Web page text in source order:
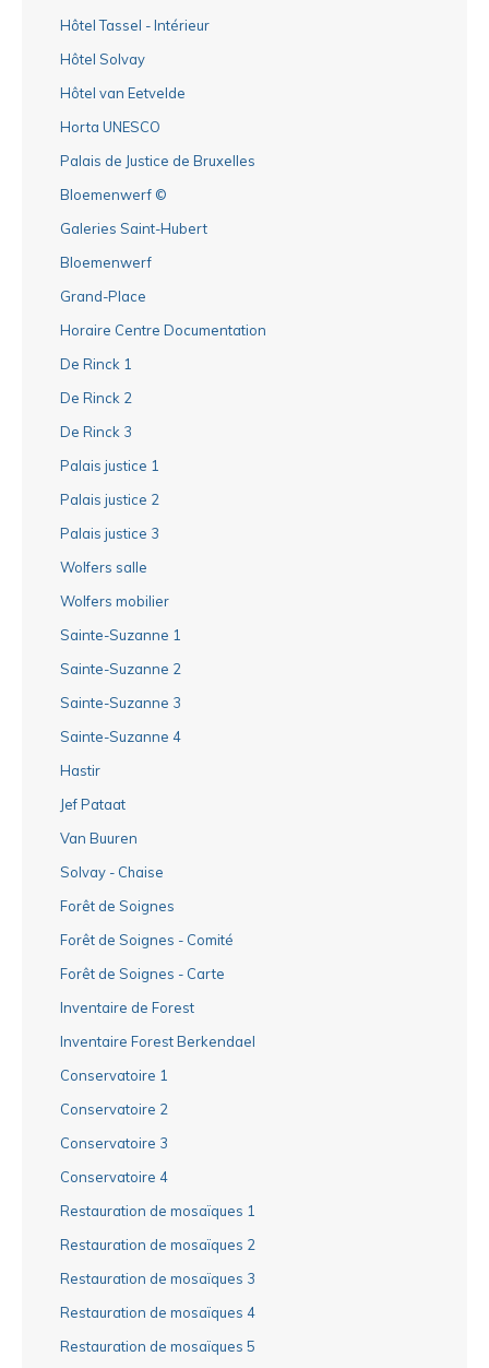
Hôtel Tassel - Intérieur
Hôtel Solvay
Hôtel van Eetvelde
Horta UNESCO
Palais de Justice de Bruxelles
Bloemenwerf ©
Galeries Saint-Hubert
Bloemenwerf
Grand-Place
Horaire Centre Documentation
De Rinck 1
De Rinck 2
De Rinck 3
Palais justice 1
Palais justice 2
Palais justice 3
Wolfers salle
Wolfers mobilier
Sainte-Suzanne 1
Sainte-Suzanne 2
Sainte-Suzanne 3
Sainte-Suzanne 4
Hastir
Jef Pataat
Van Buuren
Solvay - Chaise
Forêt de Soignes
Forêt de Soignes - Comité
Forêt de Soignes - Carte
Inventaire de Forest
Inventaire Forest Berkendael
Conservatoire 1
Conservatoire 2
Conservatoire 3
Conservatoire 4
Restauration de mosaïques 1
Restauration de mosaïques 2
Restauration de mosaïques 3
Restauration de mosaïques 4
Restauration de mosaïques 5